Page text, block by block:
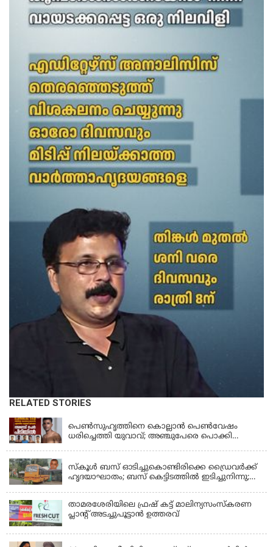
RELATED STORIES
KERALA
പെണ്‍സുഹൃത്തിനെ കൊല്ലാന്‍ പെണ്‍വേഷം
ധരിച്ചെത്തി യുവാവ്; അഞ്ചുപേരെ പൊക്കി
സ്കൂൾ ബസ് ഓടിച്ചുകൊണ്ടിരിക്കെ ഡ്രൈവർക്ക്
ഹൃദയാഘാതം; ബസ് കെട്ടിടത്തിൽ ഇടിച്ചുനിന്നു;
താമരശേരിയിലെ ഫ്രഷ് കട്ട് മാലിന്യസംസ്കരണ
പ്ലാന്റ് അടച്ചുപൂട്ടാൻ ഉത്തരവ്